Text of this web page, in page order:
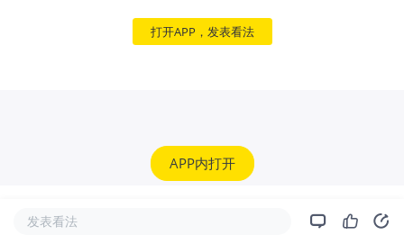
打开APP，发表看法
APP内打开
发表看法